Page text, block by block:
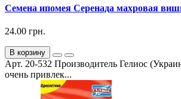
Семена ипомея Серенада махровая
24.00 грн.
В корзину
Арт. 20-532 Производитель Гелиос
очень привлек...